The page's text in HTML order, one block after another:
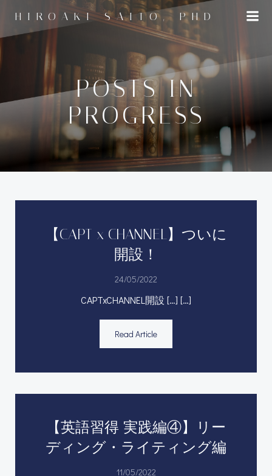
コ
ン
テ
ン
ツ
へ
ス
キ
ッ
プ
HIROAKI SAITO, PHD
POSTS IN
PROGRESS
【CAPT x CHANNEL】ついに
開設！
24/05/2022
CAPTxCHANNEL開設 […] […]
Read Article
【英語習得 実践編④】リー
ディング・ライティング編
11/05/2022